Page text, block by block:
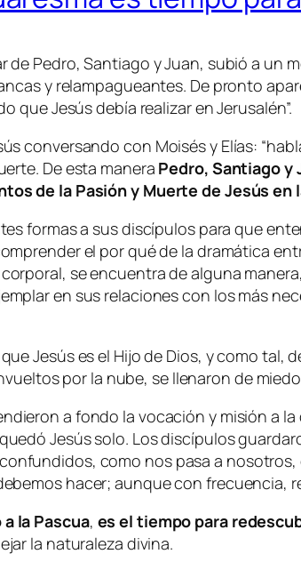
de Pedro, Santiago y Juan, subió a
y relampagueantes. De pronto
que Jesús debía realizar en Jerusalén”.
conversando con Moisés y Elías: “
. De esta manera Pedro, Santiago y
de la Pasión y Muerte de Jesús en
formas a sus discípulos para que
el por qué de la dramática
se encuentra de alguna
en sus relaciones con los más
Jesús es el Hijo de Dios, y como tal,
por la nube, se llenaron de
a fondo la vocación y misión a
Jesús solo. Los discípulos
como nos pasa a
hacer; aunque con frecuencia,
la Pascua, es el tiempo para
la naturaleza divina.